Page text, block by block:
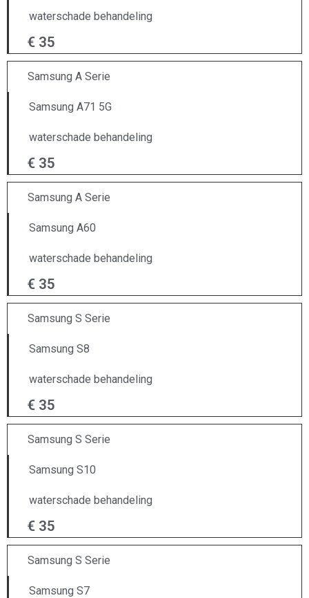
waterschade behandeling
€ 35
Samsung A Serie
Samsung A71 5G
waterschade behandeling
€ 35
Samsung A Serie
Samsung A60
waterschade behandeling
€ 35
Samsung S Serie
Samsung S8
waterschade behandeling
€ 35
Samsung S Serie
Samsung S10
waterschade behandeling
€ 35
Samsung S Serie
Samsung S7